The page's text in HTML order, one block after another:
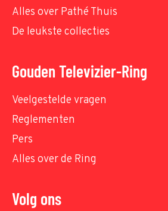
Alles over Pathé Thuis
De leukste collecties
Gouden Televizier-Ring
Veelgestelde vragen
Reglementen
Pers
Alles over de Ring
Volg ons